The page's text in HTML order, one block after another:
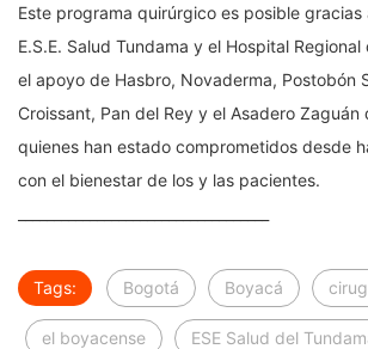
Este programa quirúrgico es posible gracias
E.S.E. Salud Tundama y el Hospital
el apoyo de Hasbro, Novaderma, Postobón
Croissant, Pan del Rey y el Asadero Zaguán
quienes han estado comprometidos desde
con el bienestar de los y las pacientes.
Tags: Bogotá Boyacá
el boyacense ESE Salud del